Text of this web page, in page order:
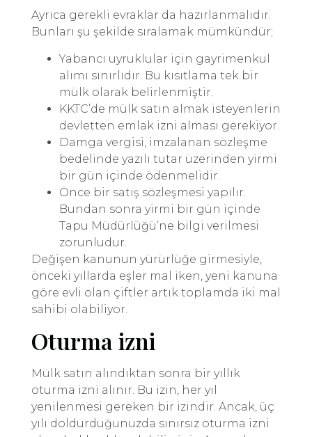
Ayrıca gerekli evraklar da hazırlanmalıdır.
Bunları şu şekilde sıralamak mümkündür;
Yabancı uyruklular için gayrimenkul
alımı sınırlıdır. Bu kısıtlama tek bir
mülk olarak belirlenmiştir.
KKTC’de mülk satın almak isteyenlerin
devletten emlak izni alması gerekiyor.
Damga vergisi, imzalanan sözleşme
bedelinde yazılı tutar üzerinden yirmi
bir gün içinde ödenmelidir.
Önce bir satış sözleşmesi yapılır.
Bundan sonra yirmi bir gün içinde
Tapu Müdürlüğü’ne bilgi verilmesi
zorunludur.
Değişen kanunun yürürlüğe girmesiyle,
önceki yıllarda eşler mal iken, yeni kanuna
göre evli olan çiftler artık toplamda iki mal
sahibi olabiliyor.
Oturma izni
Mülk satın alındıktan sonra bir yıllık
oturma izni alınır. Bu izin, her yıl
yenilenmesi gereken bir izindir. Ancak, üç
yılı doldurduğunuzda sınırsız oturma izni